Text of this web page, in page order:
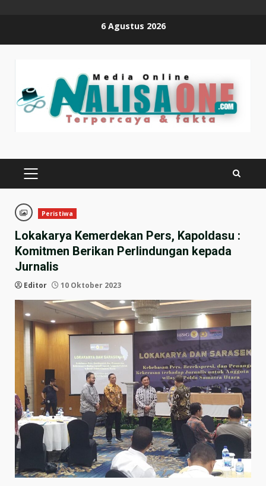
6 Agustus 2026
PRIMARY
Peristiwa
Lokakarya Kemerdekan Pers, Kapoldasu :
Komitmen Berikan Perlindungan kepada
Jurnalis
Editor 10 Oktober 2023